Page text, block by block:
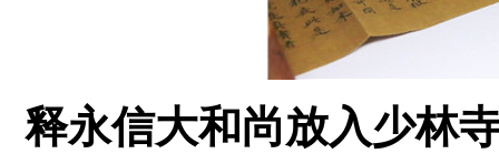
释永信大和尚放入少林